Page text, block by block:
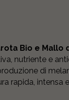
Bio e Mallo
nutriente e
di
rapida, intensa